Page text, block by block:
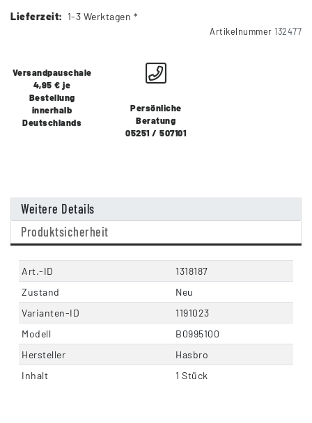
Lieferzeit: 1-3 Werktagen *
Artikelnummer 132477
Versandpauschale
4,95 € je
Bestellung
innerhalb
Deutschlands
Persönliche
Beratung
05251 / 507101
Weitere Details
Produktsicherheit
Art.-ID
1318187
Zustand
Neu
Varianten-ID
1191023
Modell
B0995100
Hersteller
Hasbro
Inhalt
1 Stück